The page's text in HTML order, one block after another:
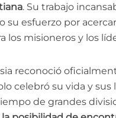
. Su trabajo
su esfuerzo por
los misioneros y los
reconoció
celebró su vida y
de grandes